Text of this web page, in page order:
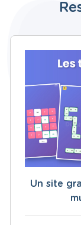
Un site